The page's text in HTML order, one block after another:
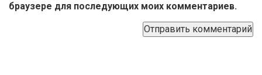
браузере для последующих моих комментариев.